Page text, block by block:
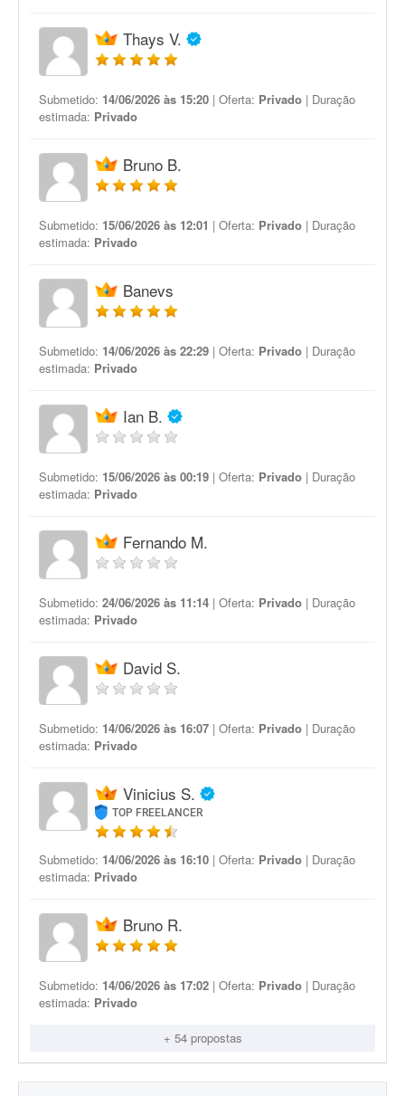
Thays V.
Submetido: 14/06/2026 às 15:20 | Oferta: Privado | Duração
estimada: Privado
Bruno B.
Submetido: 15/06/2026 às 12:01 | Oferta: Privado | Duração
estimada: Privado
Banevs
Submetido: 14/06/2026 às 22:29 | Oferta: Privado | Duração
estimada: Privado
Ian B.
Submetido: 15/06/2026 às 00:19 | Oferta: Privado | Duração
estimada: Privado
Fernando M.
Submetido: 24/06/2026 às 11:14 | Oferta: Privado | Duração
estimada: Privado
David S.
Submetido: 14/06/2026 às 16:07 | Oferta: Privado | Duração
estimada: Privado
Vinicius S.
TOP FREELANCER
Submetido: 14/06/2026 às 16:10 | Oferta: Privado | Duração
estimada: Privado
Bruno R.
Submetido: 14/06/2026 às 17:02 | Oferta: Privado | Duração
estimada: Privado
+ 54 propostas